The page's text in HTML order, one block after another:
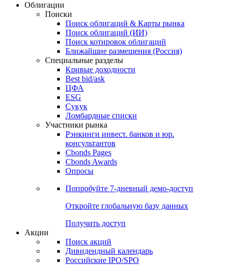
Облигации
Поиски
Поиск облигаций & Карты рынка
Поиск облигаций (ИИ)
Поиск котировок облигаций
Ближайшие размещения (Россия)
Специальные разделы
Кривые доходности
Best bid/ask
ЦФА
ESG
Сукук
Ломбардные списки
Участники рынка
Рэнкинги инвест. банков и юр.
консультантов
Cbonds Pages
Cbonds Awards
Опросы
Попробуйте 7-дневный демо-доступ
Откройте глобальную базу данных
Получить доступ
Акции
Поиск акций
Дивидендный календарь
Российские IPO/SPO